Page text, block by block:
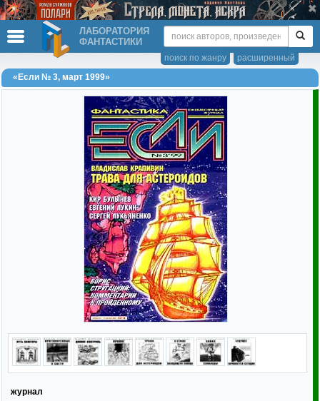
ЛАБОРАТОРИЯ
ФАНТАСТИКИ
расширенный
поиск по жанру
«Если № 3, март 1999»
журнал